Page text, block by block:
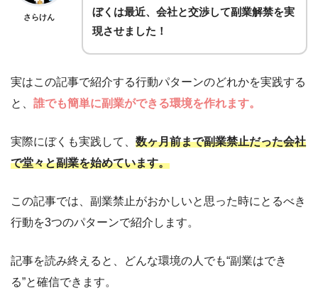
さらけん
ぼくは最近、会社と交渉して副業解禁を実
現させました！
実はこの記事で紹介する行動パターンのどれかを実践する
と、 誰でも簡単に副業ができる環境を作れます。
実際にぼくも実践して、 数ヶ月前まで副業禁止だった会社
で堂々と副業を始めています。
この記事では、副業禁止がおかしいと思った時にとるべき
行動を3つのパターンで紹介します。
記事を読み終えると、どんな環境の人でも“副業はでき
る”と確信できます。